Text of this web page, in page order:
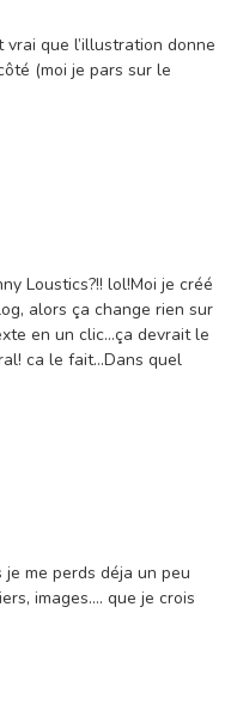
vrai que l’illustration donne
(moi je pars sur le
Loustics?!! lol!Moi je créé
alors ça change rien sur
en un clic…ça devrait le
ca le fait…Dans quel
je me perds déja un peu
images…. que je crois